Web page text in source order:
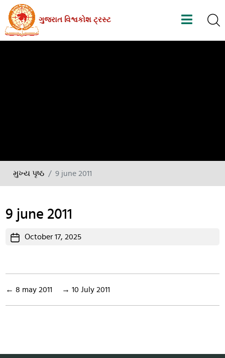
Skip
the
ગુજરાત વિશ્વકોશ ટ્રસ્ટ
મુખ્ય પૃષ્ઠ 9 june 2011
9 june 2011
PostOctober 17, 2025
← 8 may 2011 → 10 July 2011